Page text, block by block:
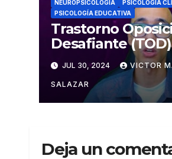
NEUROPSICOLOGÍA
PSICOLOGIA
PSICOLOGÍA EDUCATIVA
Trastorno
Desafiante
Psicológico
JUL 30, 2024 VICTOR
SALAZAR
Deja un